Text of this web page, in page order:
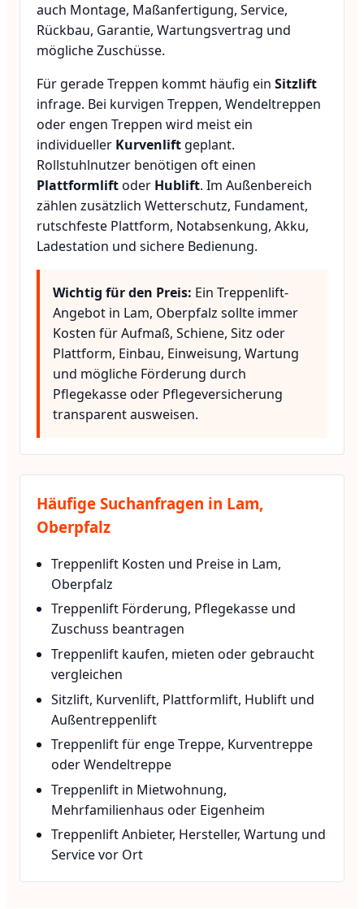
auch Montage, Maßanfertigung, Service,
Rückbau, Garantie, Wartungsvertrag und
mögliche Zuschüsse.
Für gerade Treppen kommt häufig ein Sitzlift
infrage. Bei kurvigen Treppen, Wendeltreppen
oder engen Treppen wird meist ein
individueller Kurvenlift geplant.
Rollstuhlnutzer benötigen oft einen
Plattformliftoder Hublift. Im Außenbereich
zählen zusätzlich Wetterschutz, Fundament,
rutschfeste Plattform, Notabsenkung, Akku,
Ladestation und sichere Bedienung.
Wichtig für den Preis: Ein Treppenlift-
Angebot in Lam, Oberpfalz sollte immer
Kosten für Aufmaß, Schiene, Sitz oder
Plattform, Einbau, Einweisung, Wartung
und mögliche Förderung durch
Pflegekasse oder Pflegeversicherung
transparent ausweisen.
Häufige Suchanfragen in Lam,
Oberpfalz
Treppenlift Kosten und Preise in Lam,
Oberpfalz
Treppenlift Förderung, Pflegekasse und
Zuschuss beantragen
Treppenlift kaufen, mieten oder gebraucht
vergleichen
Sitzlift, Kurvenlift, Plattformlift, Hublift und
Außentreppenlift
Treppenlift für enge Treppe, Kurventreppe
oder Wendeltreppe
Treppenlift in Mietwohnung,
Mehrfamilienhaus oder Eigenheim
Treppenlift Anbieter, Hersteller, Wartung und
Service vor Ort